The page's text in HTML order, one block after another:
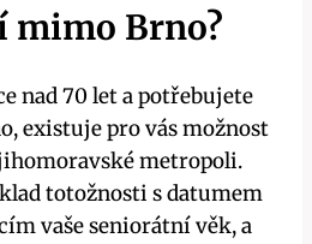
mimo Brno?
nad 70 let a potřebujete
existuje pro vás možnost
metropoli.
totožnosti s datumem
vaše seniorátní věk, a